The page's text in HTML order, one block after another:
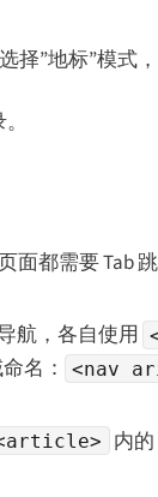
”地标”模式
面都需要 Tab
航，各自使用
名： <nav
内的